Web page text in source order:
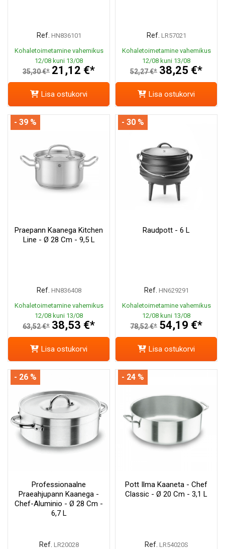
Ref. HN836101
Kohaletoimetamine vahemikus
12/08 kuni 13/08
35,30 €* 21,12 €*
Lisa ostukorvi
Ref. LR57021
Kohaletoimetamine vahemikus
12/08 kuni 13/08
52,27 €* 38,25 €*
Lisa ostukorvi
Praepann Kaanega Kitchen
Line - Ø 28 Cm - 9,5 L
Ref. HN836408
Kohaletoimetamine vahemikus
12/08 kuni 13/08
63,52 €* 38,53 €*
- 39 %
Lisa ostukorvi
Raudpott - 6 L
Ref. HN629291
Kohaletoimetamine vahemikus
12/08 kuni 13/08
78,52 €* 54,19 €*
- 30 %
Lisa ostukorvi
Professionaalne
Praeahjupann Kaanega -
Chef-Aluminio - Ø 28 Cm -
6,7 L
Ref. LR20028
- 26 %
Pott Ilma Kaaneta - Chef
Classic - Ø 20 Cm - 3,1 L
Ref. LR54020S
- 24 %